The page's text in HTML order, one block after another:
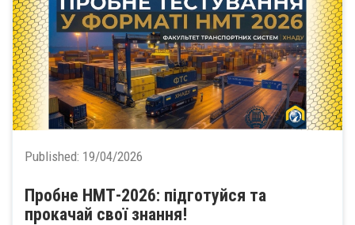
Published: 19/04/2026
Пробне НМТ-2026: підготуйся та
прокачай свої знання!